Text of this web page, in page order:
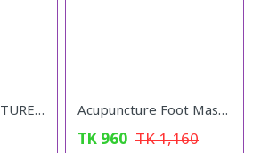
ADJUSTABLE POSTURE Back Support Belt (UNISEX) Acupuncture Foot Massager
TK 960 TK1,160